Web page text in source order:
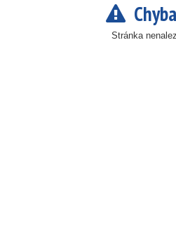
Stránka